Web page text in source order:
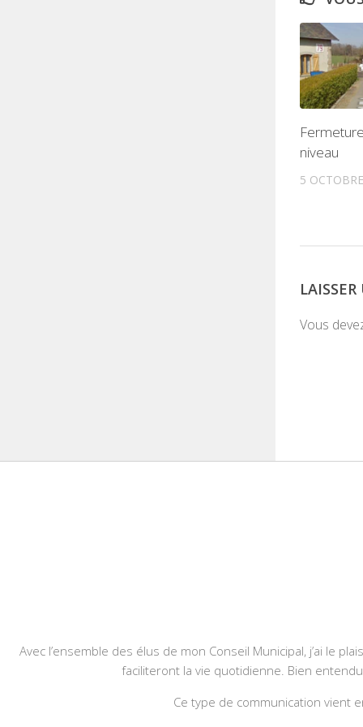
niveau
5
Vous
Avec l’ensemble des élus de mon Conseil Municipal, j’ai le
faciliteront la vie quotidienne. Bien
Ce type de communication vient